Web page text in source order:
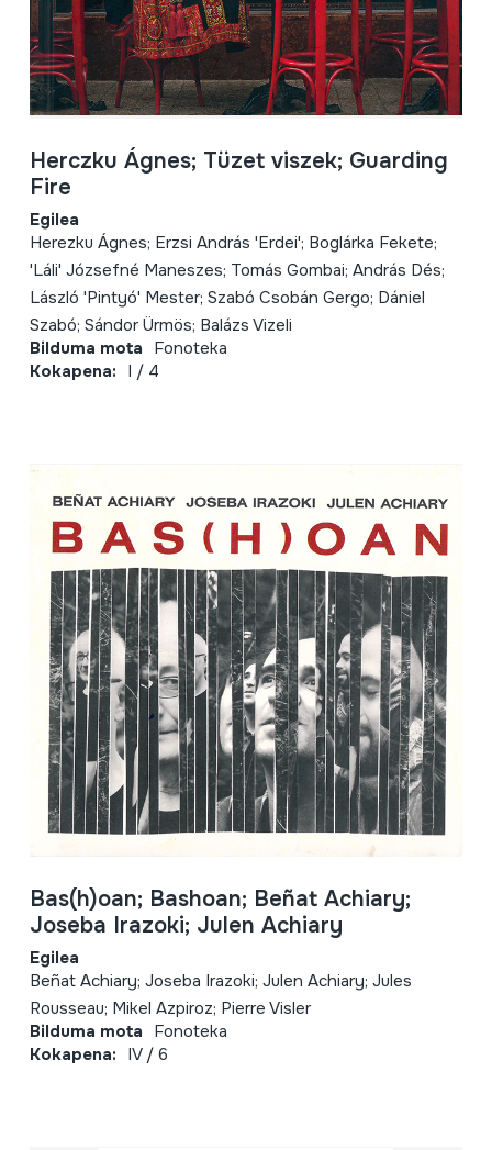
Herczku Ágnes; Tüzet viszek; Guarding
Fire
Egilea
Herezku Ágnes; Erzsi András 'Erdei'; Boglárka Fekete;
'Láli' Józsefné Maneszes; Tomás Gombai; András Dés;
László 'Pintyó' Mester; Szabó Csobán Gergo; Dániel
Szabó; Sándor Ürmös; Balázs Vizeli
Bilduma mota Fonoteka
Kokapena: I / 4
Bas(h)oan; Bashoan; Beñat Achiary;
Joseba Irazoki; Julen Achiary
Egilea
Beñat Achiary; Joseba Irazoki; Julen Achiary; Jules
Rousseau; Mikel Azpiroz; Pierre Visler
Bilduma mota Fonoteka
Kokapena: IV / 6